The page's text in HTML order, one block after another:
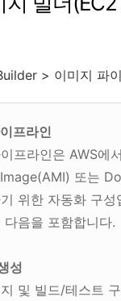
> 이미지 파
프라인
프라인은 AWS에
또는
위한 자동화 구성
다음을 포함합니다.
성
및 빌드/테스트